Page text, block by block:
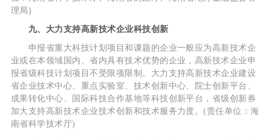
理局)
九、大力支持高新技术企业科技创新
申报省重大科技计划项目和课题的企业一般应为高新技术企
业或在本领域国内、省内具有技术优势的企业，高新技术企业申
报省级科技计划项目不受限项限制。大力支持高新技术企业建设
省企业技术中心、重点实验室、技术创新中心、院士创新平台、
成果转化中心、国际科技合作基地等科技创新平台，省级创新券
加大支持高新技术企业技术创新和技术服务力度。(责任单位：海
南省科学技术厅)